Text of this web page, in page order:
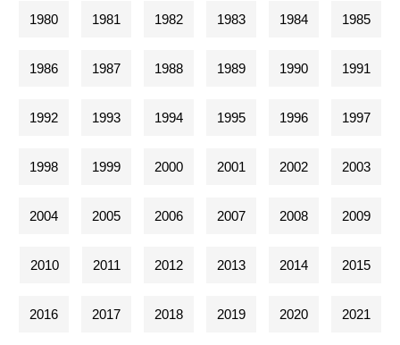
1980 1981 1982 1983 1984 1985
1986 1987 1988 1989 1990 1991
1992 1993 1994 1995 1996 1997
1998 1999 2000 2001 2002 2003
2004 2005 2006 2007 2008 2009
2010 2011 2012 2013 2014 2015
2016 2017 2018 2019 2020 2021